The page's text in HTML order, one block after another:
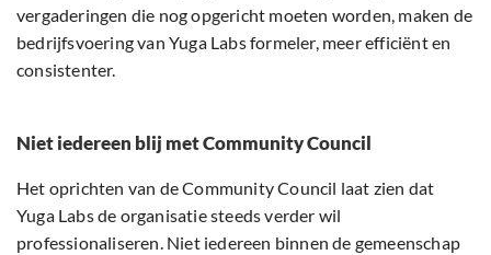
vergaderingen die nog opgericht moeten worden, maken de
bedrijfsvoering van Yuga Labs formeler, meer efficiënt en
consistenter.
Niet iedereen blij met Community Council
Het oprichten van de Community Council laat zien dat
Yuga Labs de organisatie steeds verder wil
professionaliseren. Niet iedereen binnen de gemeenschap